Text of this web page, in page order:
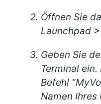
Öffnen Sie
Launchpad
Geben Sie
Terminal
Befehl
Namen Ihres